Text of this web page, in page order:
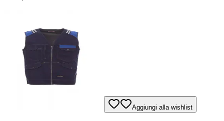
Aggiungi alla wishlist